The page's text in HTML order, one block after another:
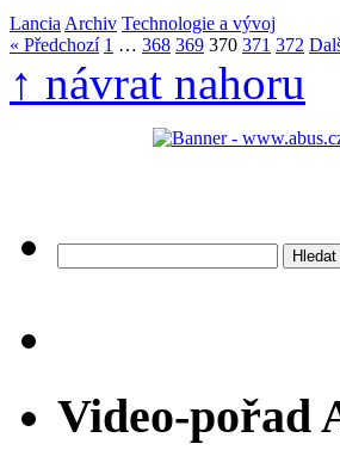
Lancia Archiv Technologie a vývoj
« Předchozí 1 … 368 369 370 371 372
↑ návrat nahoru
Video-pořad